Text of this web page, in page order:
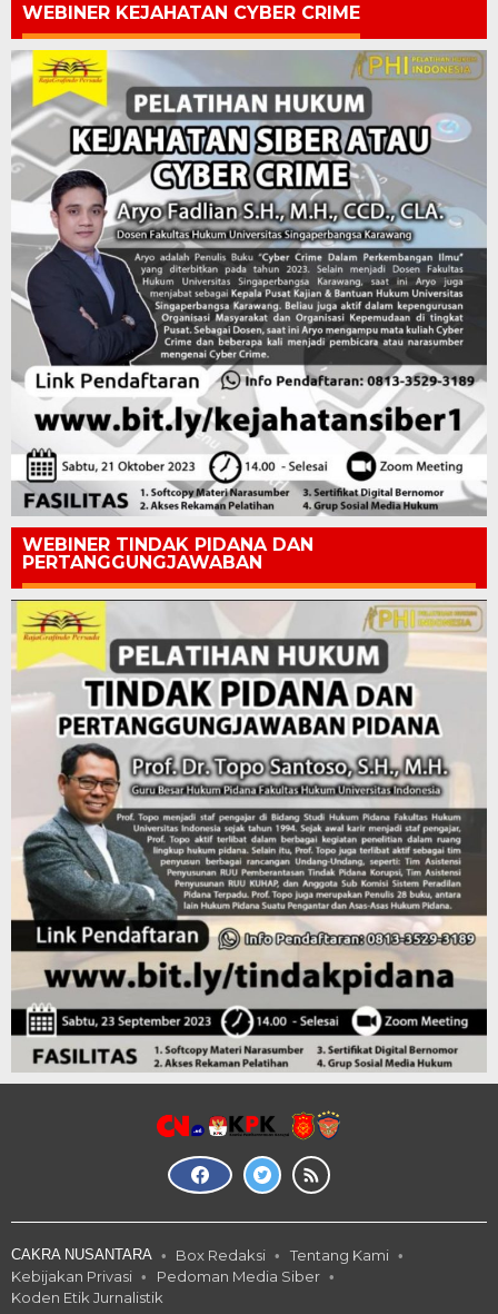
WEBINER KEJAHATAN CYBER CRIME
WEBINER TINDAK PIDANA DAN
PERTANGGUNGJAWABAN
CAKRA NUSANTARA Box Redaksi
Tentang Kami
Kebijakan Privasi
Pedoman Media Siber
Koden Etik Jurnalistik